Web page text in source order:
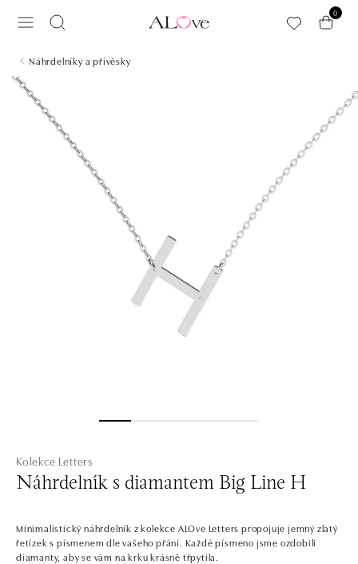
0
Náhrdelníky a přívěsky
Kolekce Letters
Náhrdelník s diamantem Big Line H
Minimalistický náhrdelník z kolekce ALOve Letters propojuje jemný zlatý
řetízek s písmenem dle vašeho přání. Každé písmeno jsme ozdobili
diamanty, aby se vám na krku krásně třpytila.